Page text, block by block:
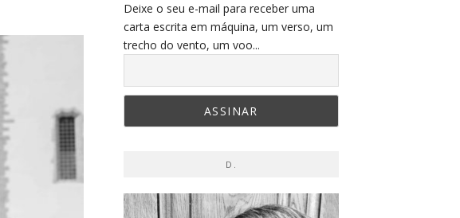
Deixe o seu e-mail para receber uma
carta escrita em máquina, um verso, um
trecho do vento, um voo...
D.